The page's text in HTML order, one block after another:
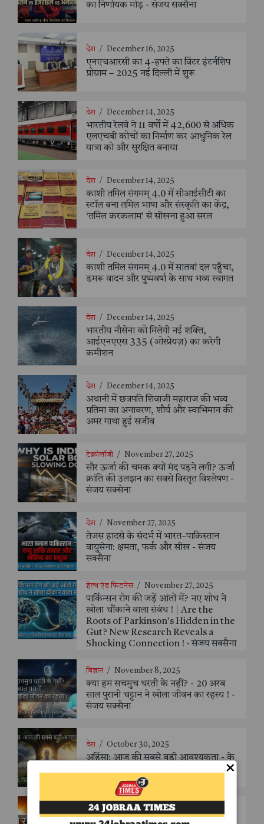
का निर्णायक मोड़ - संजय सक्सैना
देश / December 16, 2025
एनएचआरसी का 4-हफ्ते का विंटर इंटर्नशिप
प्रोग्राम – 2025 नई दिल्ली में शुरू
देश / December 14, 2025
भारतीय रेलवे ने 11 वर्षों में 42,600 से अधिक
एलएचबी कोचों का निर्माण कर आधुनिक रेल
यात्रा को और सुरक्षित बनाया
देश / December 14, 2025
काशी तमिल संगमम् 4.0 में सीआईसीटी का
स्टॉल बना तमिल भाषा और संस्कृति का केंद्र,
‘तमिल करकलाम’ से सीखना हुआ सरल
देश / December 14, 2025
काशी तमिल संगमम् 4.0 में सातवां दल पहुँचा,
डमरू वादन और पुष्पवर्षा के साथ भव्य स्वागत
देश / December 14, 2025
भारतीय नौसेना को मिलेगी नई शक्ति,
आईएनएएस 335 (ओस्प्रेयज़) का करेगी
कमीशन
देश / December 14, 2025
अथानी में छत्रपति शिवाजी महाराज की भव्य
प्रतिमा का अनावरण, शौर्य और स्वाभिमान की
अमर गाथा हुई सजीव
टेक्नोलॉजी / November 27, 2025
सौर ऊर्जा की चमक क्यों मंद पड़ने लगी? ऊर्जा
क्रांति की उलझन का सबसे विस्तृत विश्लेषण -
संजय सक्सेना
देश / November 27, 2025
तेजस हादसे के संदर्भ में भारत–पाकिस्तान
वायुसेना: क्षमता, फर्क और सीख - संजय
सक्सैना
हेल्थ एंड फिटनेस / November 27, 2025
पार्किन्सन रोग की जड़ें आंतों में? नए शोध ने
खोला चौंकाने वाला संबंध ! | Are the
Roots of Parkinson’s Hidden in the
Gut? New Research Reveals a
Shocking Connection ! - संजय सक्सैना
विज्ञान / November 8, 2025
क्या हम सचमुच धरती के नहीं? - 20 अरब
साल पुरानी चट्टान ने खोला जीवन का रहस्य ! -
संजय सक्सैना
देश / October 30, 2025
अहिंसा: आज की सबसे बड़ी आवश्यकता - के
विज्ञान / October 30, 2025
अँधेरी रात को सूरज की रोशनी? – एक
×